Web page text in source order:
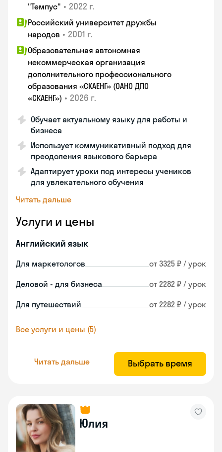
"Темпус" • 2022 г.
Российский университет дружбы
народов • 2001 г.
Образовательная автономная
некоммерческая организация
дополнительного профессионального
образования «СКАЕНГ» (ОАНО ДПО
«СКАЕНГ») • 2026 г.
Обучает актуальному языку для работы и
бизнеса
Использует коммуникативный подход для
преодоления языкового барьера
Адаптирует уроки под интересы учеников
для увлекательного обучения
Читать дальше
Услуги и цены
Английский язык
Для маркетологов от 3325 ₽ / урок
Деловой - для бизнеса от 2282 ₽ / урок
Для путешествий от 2282 ₽ / урок
Все услуги и цены (5)
Читать дальше Выбрать время
Юлия